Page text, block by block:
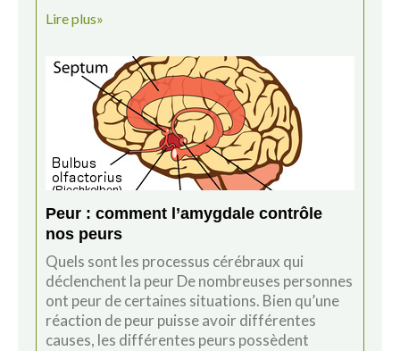
Lire plus»
Peur : comment l’amygdale contrôle
nos peurs
Quels sont les processus cérébraux qui
déclenchent la peur De nombreuses personnes
ont peur de certaines situations. Bien qu’une
réaction de peur puisse avoir différentes
causes, les différentes peurs possèdent